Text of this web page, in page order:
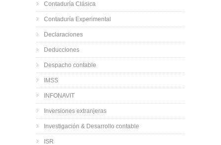
Contaduría Clásica
Contaduría Experimental
Declaraciones
Deducciones
Despacho contable
IMSS
INFONAVIT
Inversiones extranjeras
Investigación & Desarrollo contable
ISR